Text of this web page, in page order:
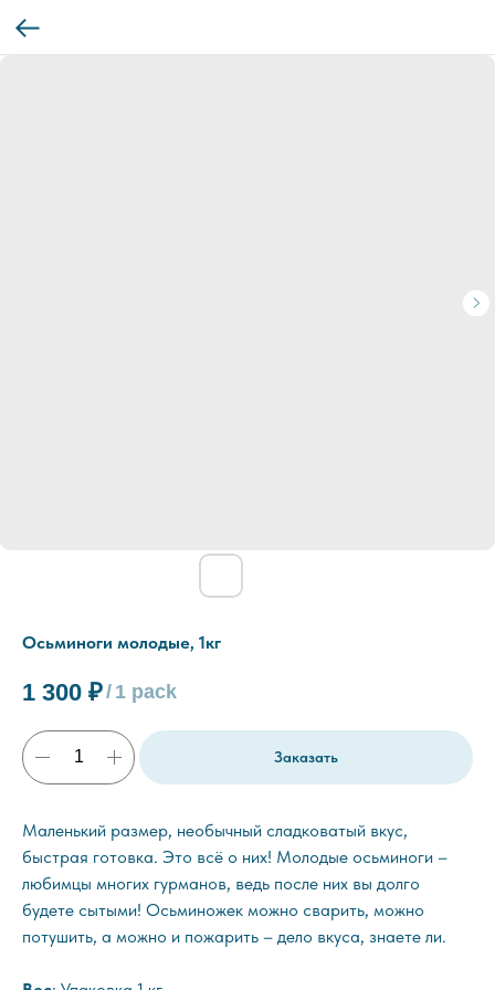
Осьминоги молодые, 1кг
1 300 ₽/ 1 pack
Заказать
Маленький размер, необычный сладковатый вкус,
быстрая готовка. Это всё о них! Молодые осьминоги –
любимцы многих гурманов, ведь после них вы долго
будете сытыми! Осьминожек можно сварить, можно
потушить, а можно и пожарить – дело вкуса, знаете ли.